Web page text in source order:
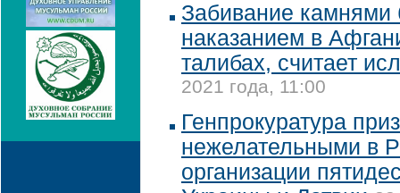
Забивание камнями
наказанием в
талибах, считает
2021 года, 11:00
Генпрокуратура
нежелательными в
организации